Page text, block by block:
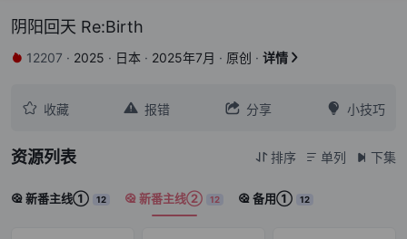
阴阳回天 Re:Birth
 12207 · 2025 · 日本 · 2025年7月 · 原创 · 详情 
 收藏  报错  分享  小技巧
资源列表  排序  单列  下集
 新番主线① 12  新番主线② 12  备用① 12